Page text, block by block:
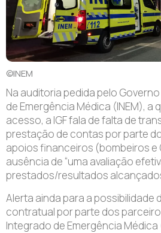
©INEM
Na auditoria pedida pelo
de Emergência Médica (INEM), a
acesso, a IGF fala de falta de
prestação de contas por parte
apoios financeiros (bombeiros e
ausência de “uma avaliação
prestados/resultados
Alerta ainda para a possibilidade
contratual por parte dos
Integrado de Emergência Médica